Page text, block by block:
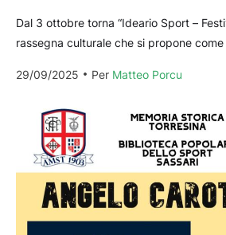
Dal 3 ottobre torna “Ideario Sport –
rassegna culturale che si propone
congiunta...
29/09/2025 Per Matteo Porcu